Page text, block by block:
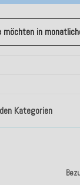
Kategorien
möchten in